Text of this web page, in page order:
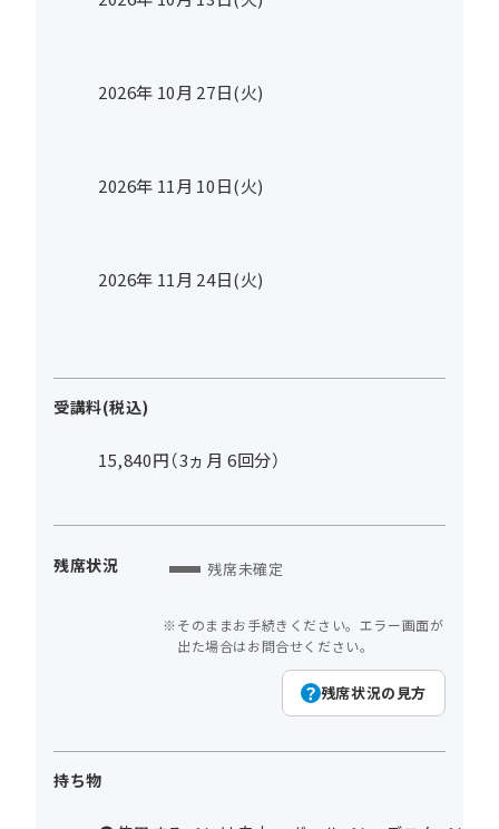
2026年 10月 27日(火)
2026年 11月 10日(火)
2026年 11月 24日(火)
受講料(税込)
15,840円（3ヵ月 6回分）
残席状況 残席未確定
そのままお手続きください。エラー画面が
出た場合はお問合せください。
残席状況の見方
持ち物